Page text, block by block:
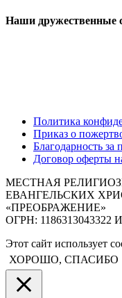
Наши дружественные
Политика
Приказ о
Благодарность за
Договор оферты
МЕСТНАЯ
ЕВАНГЕЛЬСКИХ
«ПРЕОБРАЖЕНИЕ»
ОГРН: 1186313043322
Этот сайт использует
ХОРОШО, СПАСИБО